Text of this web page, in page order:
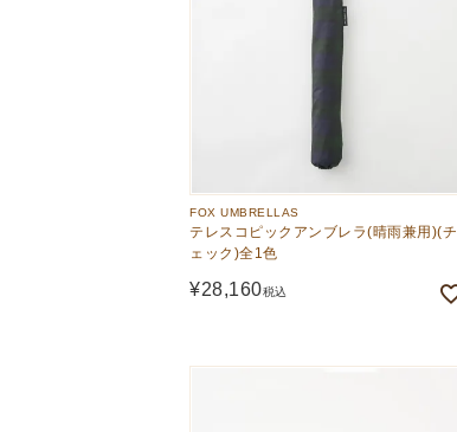
FOX UMBRELLAS
テレスコピックアンブレラ(晴雨兼用)(チ
ェック)全1色
¥28,160税込